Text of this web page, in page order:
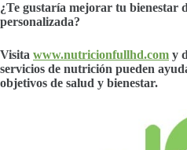
¿Te gustaría mejorar tu bienestar
personalizada?
Visita www.nutricionfullhd.com y
servicios de nutrición pueden
objetivos de salud y bienestar.